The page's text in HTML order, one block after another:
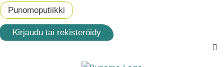
Punomoputiikki
Kirjaudu tai rekisteröidy